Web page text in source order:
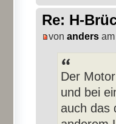
Re: H-
von anders
Der
und bei
auch das